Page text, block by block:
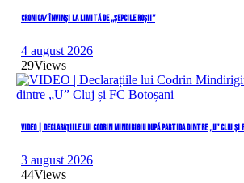
CRONICA/ Învinși la limită de „Șepcile Roșii”
4 august 2026
29Views
VIDEO | Declarațiile lui Codrin Mindirigiu după partida dintre „U” Cluj și
3 august 2026
44Views